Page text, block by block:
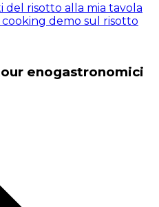
del risotto alla mia tavola
demo sul risotto
enogastronomici